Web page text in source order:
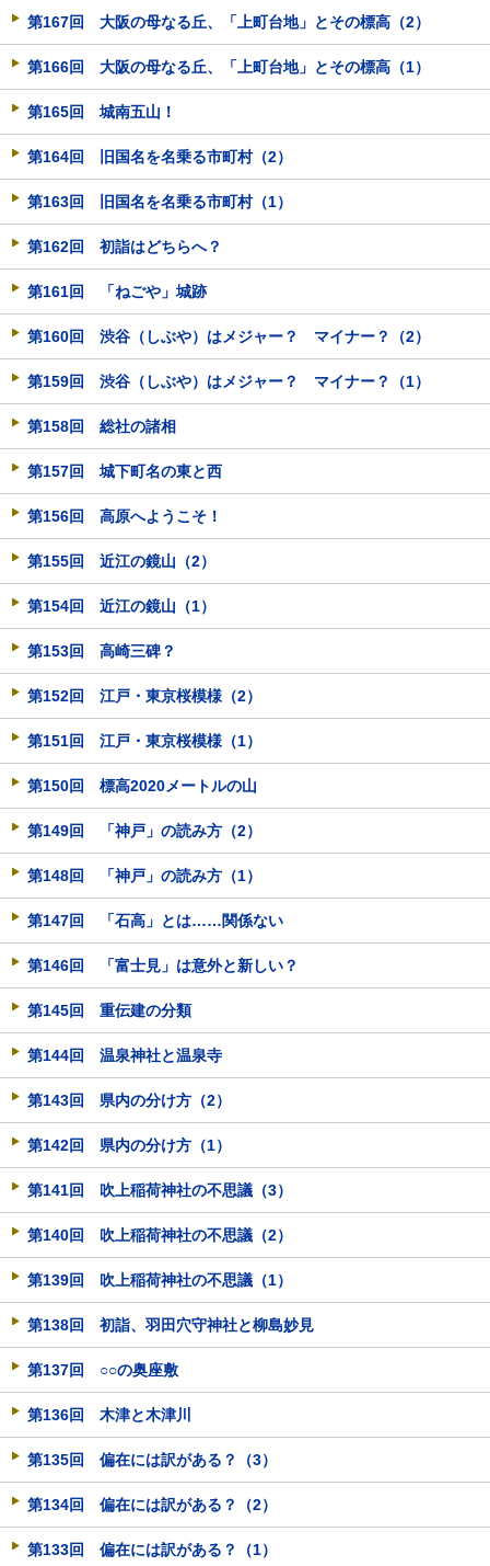
第167回 大阪の母なる丘、「上町台地」とその標高（2）
第166回 大阪の母なる丘、「上町台地」とその標高（1）
第165回 城南五山！
第164回 旧国名を名乗る市町村（2）
第163回 旧国名を名乗る市町村（1）
第162回 初詣はどちらへ？
第161回 「ねごや」城跡
第160回 渋谷（しぶや）はメジャー？ マイナー？（2）
第159回 渋谷（しぶや）はメジャー？ マイナー？（1）
第158回 総社の諸相
第157回 城下町名の東と西
第156回 高原へようこそ！
第155回 近江の鏡山（2）
第154回 近江の鏡山（1）
第153回 高崎三碑？
第152回 江戸・東京桜模様（2）
第151回 江戸・東京桜模様（1）
第150回 標高2020メートルの山
第149回 「神戸」の読み方（2）
第148回 「神戸」の読み方（1）
第147回 「石高」とは……関係ない
第146回 「富士見」は意外と新しい？
第145回 重伝建の分類
第144回 温泉神社と温泉寺
第143回 県内の分け方（2）
第142回 県内の分け方（1）
第141回 吹上稲荷神社の不思議（3）
第140回 吹上稲荷神社の不思議（2）
第139回 吹上稲荷神社の不思議（1）
第138回 初詣、羽田穴守神社と柳島妙見
第137回 ○○の奥座敷
第136回 木津と木津川
第135回 偏在には訳がある？（3）
第134回 偏在には訳がある？（2）
第133回 偏在には訳がある？（1）